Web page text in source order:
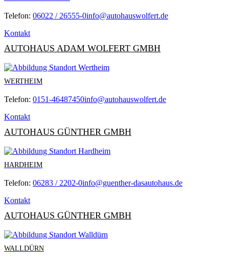
Telefon: 06022 / 26555-0info@autohauswolfert.de
Kontakt
AUTOHAUS ADAM WOLFERT GMBH
WERTHEIM
Telefon: 0151-46487450info@autohauswolfert.de
Kontakt
AUTOHAUS GÜNTHER GMBH
HARDHEIM
Telefon: 06283 / 2202-0info@guenther-dasautohaus.de
Kontakt
AUTOHAUS GÜNTHER GMBH
WALLDÜRN